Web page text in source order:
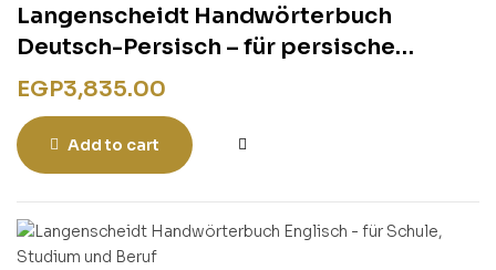
Langenscheidt Handwörterbuch
Deutsch-Persisch – für persische
Muttersprachler
EGP3,835.00
Add to cart